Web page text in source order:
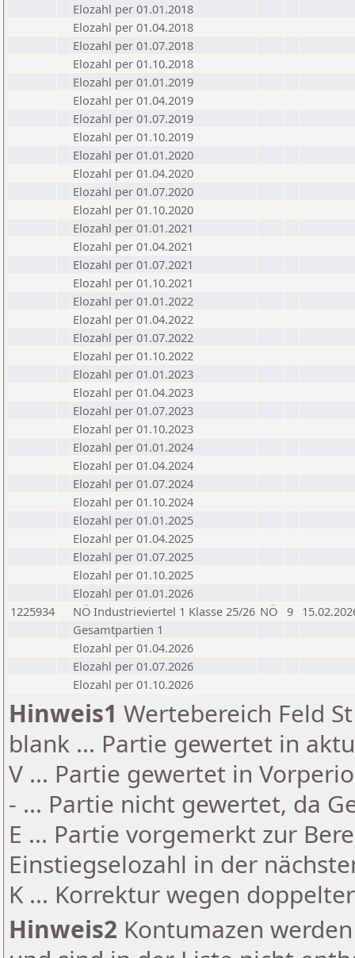
Elozahl per 01.01.2018
Elozahl per 01.04.2018
Elozahl per 01.07.2018
Elozahl per 01.10.2018
Elozahl per 01.01.2019
Elozahl per 01.04.2019
Elozahl per 01.07.2019
Elozahl per 01.10.2019
Elozahl per 01.01.2020
Elozahl per 01.04.2020
Elozahl per 01.07.2020
Elozahl per 01.10.2020
Elozahl per 01.01.2021
Elozahl per 01.04.2021
Elozahl per 01.07.2021
Elozahl per 01.10.2021
Elozahl per 01.01.2022
Elozahl per 01.04.2022
Elozahl per 01.07.2022
Elozahl per 01.10.2022
Elozahl per 01.01.2023
Elozahl per 01.04.2023
Elozahl per 01.07.2023
Elozahl per 01.10.2023
Elozahl per 01.01.2024
Elozahl per 01.04.2024
Elozahl per 01.07.2024
Elozahl per 01.10.2024
Elozahl per 01.01.2025
Elozahl per 01.04.2025
Elozahl per 01.07.2025
Elozahl per 01.10.2025
Elozahl per 01.01.2026
1225934
NÖ Industrieviertel 1 Klasse 25/26 NÖ 9
Gesamtpartien 1
Elozahl per 01.04.2026
Elozahl per 01.07.2026
Elozahl per 01.10.2026
Hinweis1 Wertebereich Feld
blank ... Partie gewertet in
V ... Partie gewertet in
- ... Partie nicht gewertet, da
E ... Partie vorgemerkt zur
Einstiegselozahl in der
K ... Korrektur wegen
Hinweis2 Kontumazen